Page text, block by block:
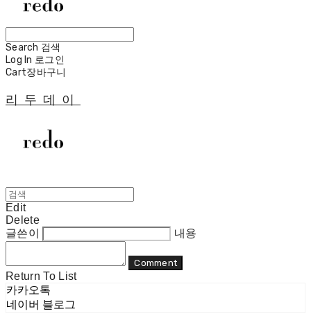
Search 검색
Log In 로그인
Cart장바구니
리두데이
Edit
Delete
글쓴이
내용
Comment
Return To List
카카오톡
네이버 블로그